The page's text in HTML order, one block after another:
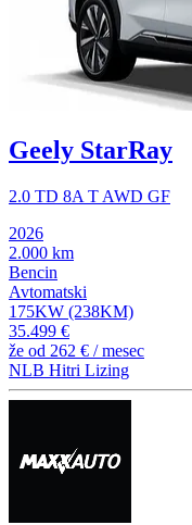
Geely StarRay
2.0 TD 8A T AWD GF
2026
2.000 km
Bencin
Avtomatski
175KW (238KM)
35.499 €
že od 262 € / mesec
NLB Hitri Lizing